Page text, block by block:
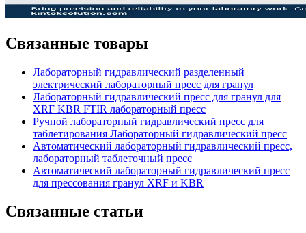
Связанные товары
Лабораторный гидравлический разделенный
электрический лабораторный пресс для гранул
Лабораторный гидравлический пресс для гранул для
XRF KBR FTIR лабораторный пресс
Ручной лабораторный гидравлический пресс для
таблетирования Лабораторный гидравлический пресс
Автоматический лабораторный гидравлический пресс,
лабораторный таблеточный пресс
Автоматический лабораторный гидравлический пресс
для прессования гранул XRF и KBR
Связанные статьи